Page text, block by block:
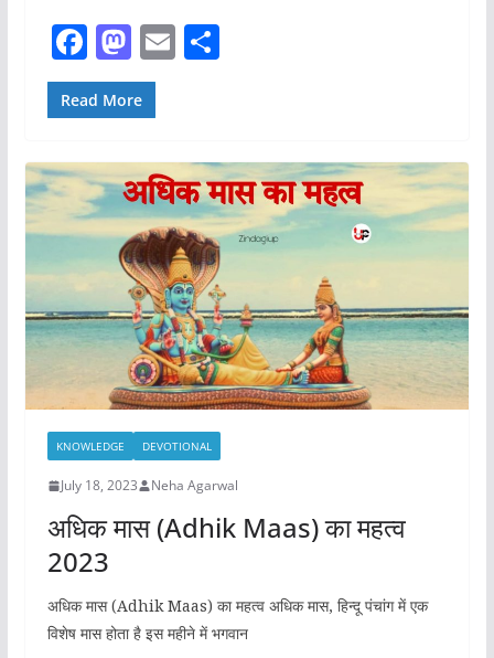
F
a
c
b
o
o
k
M
a
st
d
o
n
E S
Read More
KNOWLEDGE DEVOTIONAL
July 18, 2023 Neha Agarwal
अधिक मास (Adhik Maas) का महत्व
2023
अधिक मास (Adhik Maas) का महत्व अधिक मास, हिन्दू पंचांग में एक
विशेष मास होता है इस महीने में भगवान